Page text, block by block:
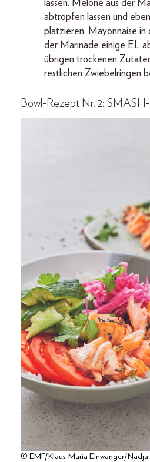
lassen. Melone aus der
abtropfen lassen und
platzieren. Mayonnaise
der Marinade einige EL
übrigen trockenen
restlichen Zwiebelringen
Bowl-Rezept Nr. 2:
© EMF/Klaus-Maria Einwanger/Nadja